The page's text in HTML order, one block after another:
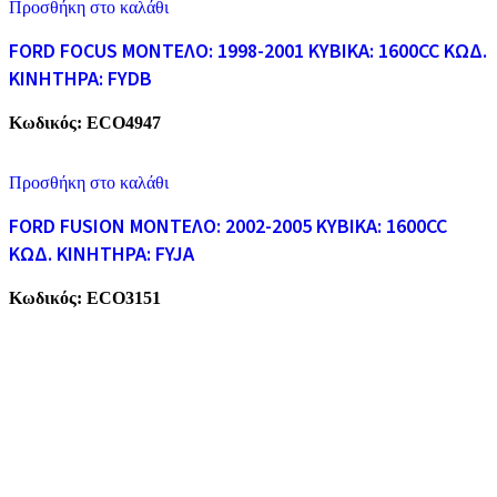
Προσθήκη στο καλάθι
FORD FOCUS ΜΟΝΤΕΛΟ: 1998-2001 ΚΥΒΙΚΑ: 1600CC ΚΩΔ.
ΚΙΝΗΤΗΡΑ: FYDB
Κωδικός: ECO4947
Προσθήκη στο καλάθι
FORD FUSION ΜΟΝΤΕΛΟ: 2002-2005 ΚΥΒΙΚΑ: 1600CC
ΚΩΔ. ΚΙΝΗΤΗΡΑ: FYJA
Κωδικός: ECO3151